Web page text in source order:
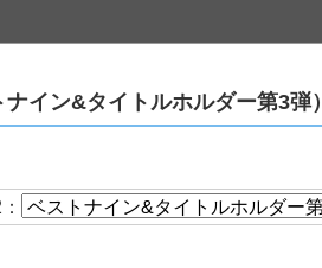
イン&タイトルホルダー第3弾）